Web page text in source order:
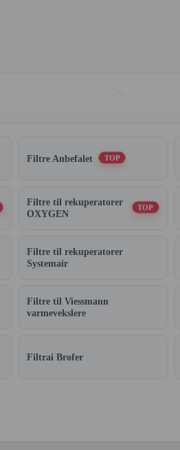
Filtre Anbefalet TOP
Filtre til rekuperatorer
OXYGEN
TOP
Filtre til rekuperatorer
Systemair
Filtre til Viessmann
varmevekslere
Filtrai Brofer